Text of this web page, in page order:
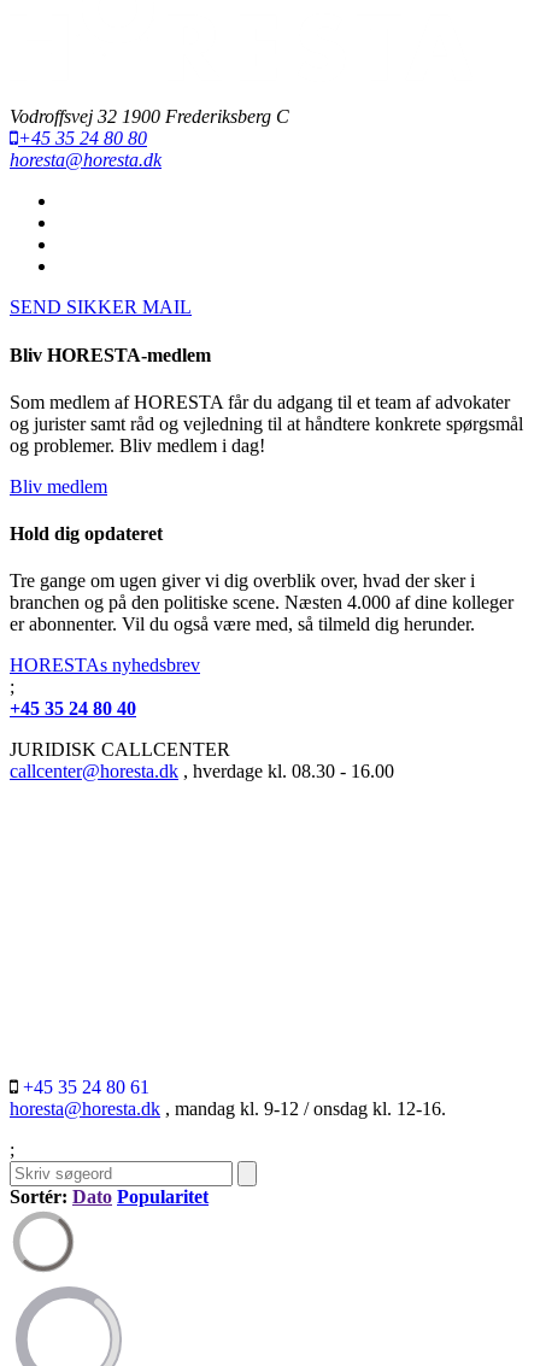
Vodroffsvej 32 1900 Frederiksberg C
+45 35 24 80 80
horesta@horesta.dk
SEND SIKKER MAIL
Bliv HORESTA-medlem
Som medlem af HORESTA får du adgang til et team af advokater
og jurister samt råd og vejledning til at håndtere konkrete spørgsmål
og problemer. Bliv medlem i dag!
Bliv medlem
Hold dig opdateret
Tre gange om ugen giver vi dig overblik over, hvad der sker i
branchen og på den politiske scene. Næsten 4.000 af dine kolleger
er abonnenter. Vil du også være med, så tilmeld dig herunder.
HORESTAs nyhedsbrev
;
+45 35 24 80 40
JURIDISK CALLCENTER
callcenter@horesta.dk , hverdage kl. 08.30 - 16.00
+45 35 24 80 61
horesta@horesta.dk , mandag kl. 9-12 / onsdag kl. 12-16.
;
Sortér: Dato Popularitet